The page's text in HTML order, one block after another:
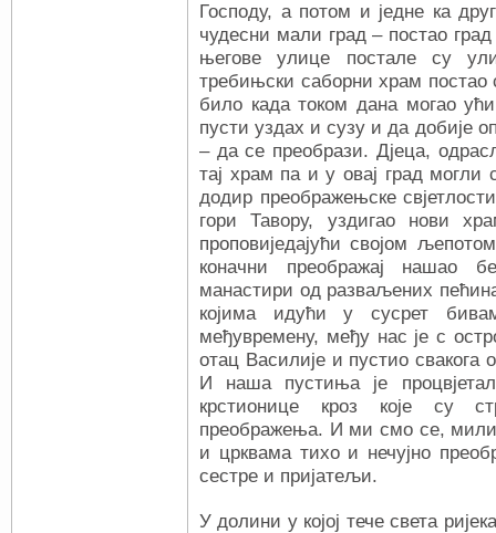
Господу, а потом и једне ка
чудесни мали град – постао
његове улице постале су
требињски саборни храм постао
било када током дана могао
пусти уздах и сузу и да добије
– да се преобрази. Дјеца,
тај храм па и у овај град могли
додир преображењске
гори Тавору, уздигао нови
проповиједајући својом
коначни преображај нашао
манастири од разваљених
којима идући у сусрет
међувремену, међу нас је с
отац Василије и пустио свакога
И наша пустиња је
крстионице кроз које су
преображења. И ми смо се,
и црквама тихо и нечујно
сестре и пријатељи.
У долини у којој тече света